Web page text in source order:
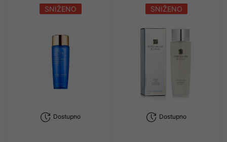
SNIŽENO
Dostupno
SNIŽENO
Dostupno